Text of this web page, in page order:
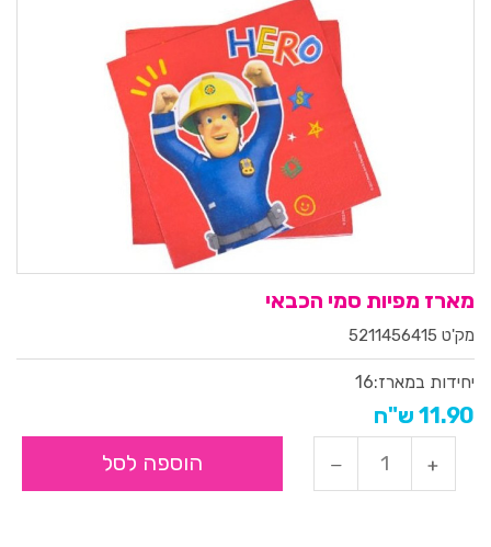
מארז מפיות סמי הכבאי
מק'ט 5211456415
יחידות במארז:16
11.90 ש"ח
הוספה לסל